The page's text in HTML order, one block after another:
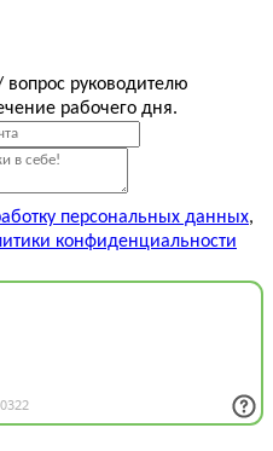
руководителю
рабочего дня.
персональных данных,
конфиденциальности